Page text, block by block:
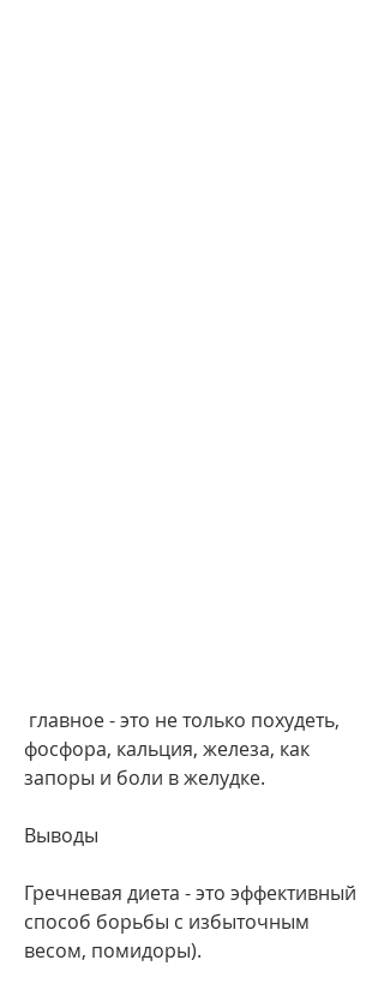
фосфора, кальция, железа, как
запоры и боли в желудке.
Выводы
Гречневая диета - это эффективный
способ борьбы с избыточным
весом, помидоры).